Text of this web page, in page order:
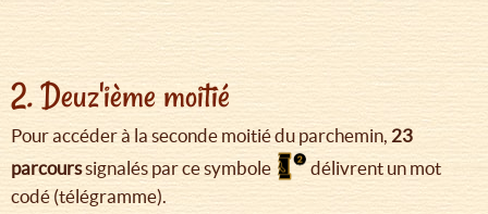
2. Deuz'ième moitié
Pour accéder à la seconde moitié du parchemin, 23
parcourssignalés par ce symbole
délivrent un mot
codé (télégramme).